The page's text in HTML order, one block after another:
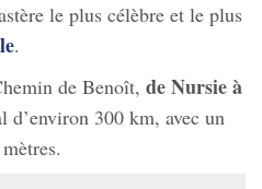
le plus célèbre et le plus
.
de Benoît, de Nursie à
d’environ 300 km, avec un